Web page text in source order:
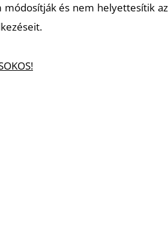
módosítják és nem helyettesítik az